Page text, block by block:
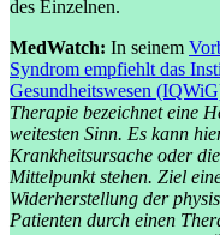
des Einzelnen.
MedWatch: In seinem
Syndrom empfiehlt das
Gesundheitswesen
Therapie bezeichnet eine
weitesten Sinn. Es kann
Krankheitsursache oder
Mittelpunkt stehen. Ziel
Widerherstellung der
Patienten durch einen